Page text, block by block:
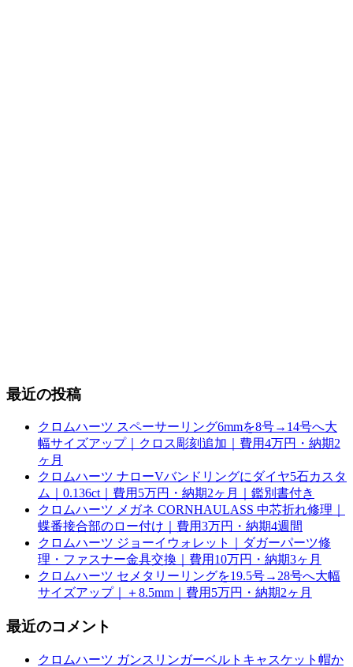
最近の投稿
クロムハーツ スペーサーリング6mmを8号→14号へ大
幅サイズアップ｜クロス彫刻追加｜費用4万円・納期2
ヶ月
クロムハーツ ナローVバンドリングにダイヤ5石カスタ
ム｜0.136ct｜費用5万円・納期2ヶ月｜鑑別書付き
クロムハーツ メガネ CORNHAULASS 中芯折れ修理｜
蝶番接合部のロー付け｜費用3万円・納期4週間
クロムハーツ ジョーイウォレット｜ダガーパーツ修
理・ファスナー金具交換｜費用10万円・納期3ヶ月
クロムハーツ セメタリーリングを19.5号→28号へ大幅
サイズアップ｜＋8.5mm｜費用5万円・納期2ヶ月
最近のコメント
クロムハーツ ガンスリンガーベルトキャスケット帽か